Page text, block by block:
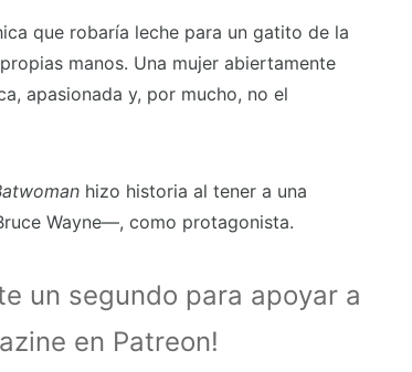
que robaría leche para un gatito de la
manos. Una mujer abiertamente
apasionada y, por mucho, no el
hizo historia al tener a una
Wayne—, como protagonista.
un segundo para apoyar a
en Patreon!